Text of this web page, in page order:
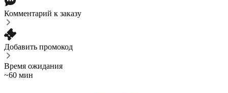
Комментарий к заказу
Добавить промокод
Время ожидания
~60 мин